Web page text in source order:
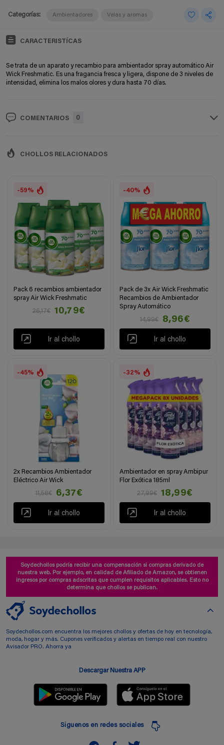
Categorías: Ambientadores Velas y aromas
CARACTERISTÍCAS
Se trata de un aparato y recambio para ambientador spray automático Air
Wick Freshmatic. Es una fragancia fresca y ligera, dispone de 3 niveles de
intensidad, elimina los malos olores y dura hasta 70 días.
COMENTARIOS 0
CHOLLOS RELACIONADOS
-59%
Pack 6 recambios ambientador
spray Air Wick Freshmatic
26,17€
10,79€
Ir al chollo
-40%
Pack de 3x Air Wick Freshmatic
Recambios de Ambientador
Spray Automático
14,99€
8,96€
Ir al chollo
-45%
2x Recambios Ambientador
Eléctrico Air Wick
11,58€
6,37€
Ir al chollo
-32%
Ambientador en spray Ambipur
Flor Exótica 185ml
27,99€
18,99€
Ir al chollo
Soydechollos podría recibir una compensación si compras derivado de
nuestra web. Por ejemplo, en calidad de Afiliado de Amazon, se obtienen
ingresos por compras adscritas que cumplen requisitos aplicables. Esto no
determina que chollos se publican.
Soydechollos.com encuentra los mejores chollos y ofertas de hoy en tecnología,
moda, hogar y más. Cupones verificados y alertas en tiempo real con nuestro
Avisador PRO. Ahorra ya
Descargar Nuestra APP
Siguenos en redes sociales